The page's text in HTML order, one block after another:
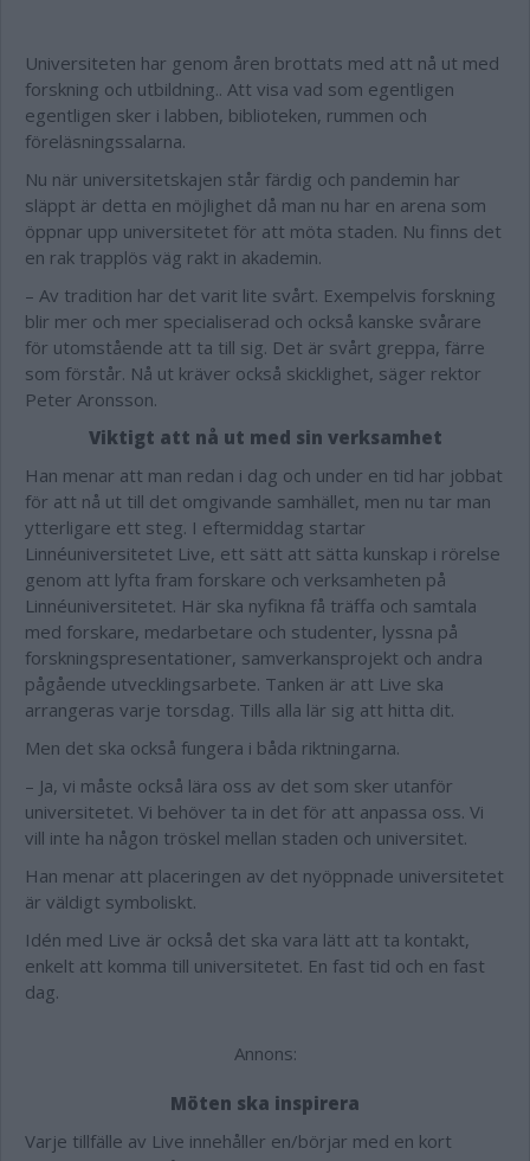
Universiteten har genom åren brottats med att nå ut med
forskning och utbildning.. Att visa vad som egentligen
egentligen sker i labben, biblioteken, rummen och
föreläsningssalarna.
Nu när universitetskajen står färdig och pandemin har
släppt är detta en möjlighet då man nu har en arena som
öppnar upp universitetet för att möta staden. Nu finns det
en rak trapplös väg rakt in akademin.
– Av tradition har det varit lite svårt. Exempelvis forskning
blir mer och mer specialiserad och också kanske svårare
för utomstående att ta till sig. Det är svårt greppa, färre
som förstår. Nå ut kräver också skicklighet, säger rektor
Peter Aronsson.
Viktigt att nå ut med sin verksamhet
Han menar att man redan i dag och under en tid har jobbat
för att nå ut till det omgivande samhället, men nu tar man
ytterligare ett steg. I eftermiddag startar
Linnéuniversitetet Live, ett sätt att sätta kunskap i rörelse
genom att lyfta fram forskare och verksamheten på
Linnéuniversitetet. Här ska nyfikna få träffa och samtala
med forskare, medarbetare och studenter, lyssna på
forskningspresentationer, samverkansprojekt och andra
pågående utvecklingsarbete. Tanken är att Live ska
arrangeras varje torsdag. Tills alla lär sig att hitta dit.
Men det ska också fungera i båda riktningarna.
– Ja, vi måste också lära oss av det som sker utanför
universitetet. Vi behöver ta in det för att anpassa oss. Vi
vill inte ha någon tröskel mellan staden och universitet.
Han menar att placeringen av det nyöppnade universitetet
är väldigt symboliskt.
Idén med Live är också det ska vara lätt att ta kontakt,
enkelt att komma till universitetet. En fast tid och en fast
dag.
Annons:
Möten ska inspirera
Varje tillfälle av Live innehåller en/börjar med en kort